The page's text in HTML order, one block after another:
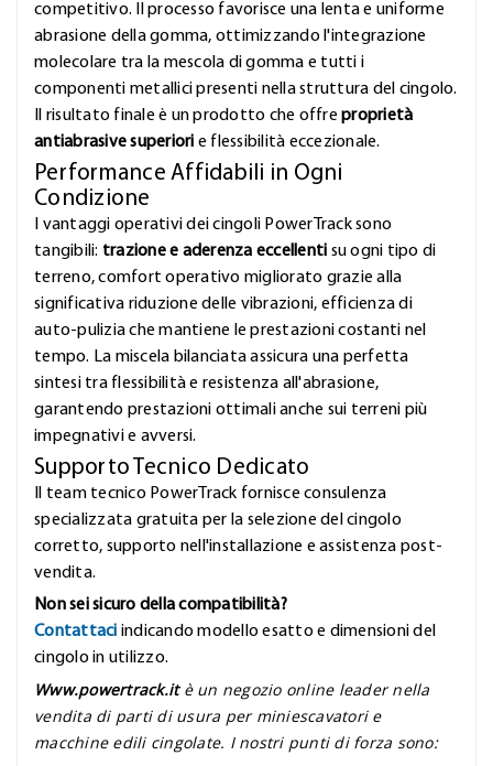
competitivo. Il processo favorisce una lenta e uniforme
abrasione della gomma, ottimizzando l'integrazione
molecolare tra la mescola di gomma e tutti i
componenti metallici presenti nella struttura del cingolo.
Il risultato finale è un prodotto che offreproprietà
antiabrasive superiori e flessibilità eccezionale.
Performance Affidabili in Ogni
Condizione
I vantaggi operativi dei cingoli PowerTrack sono
tangibili: trazione e aderenza eccellenti su ogni tipo di
terreno, comfort operativo migliorato grazie alla
significativa riduzione delle vibrazioni, efficienza di
auto-pulizia che mantiene le prestazioni costanti nel
tempo. La miscela bilanciata assicura una perfetta
sintesi tra flessibilità e resistenza all'abrasione,
garantendo prestazioni ottimali anche sui terreni più
impegnativi e avversi.
Supporto Tecnico Dedicato
Il team tecnico PowerTrack fornisce consulenza
specializzata gratuita per la selezione del cingolo
corretto, supporto nell'installazione e assistenza post-
vendita.
Non sei sicuro della compatibilità?
Contattaci indicando modello esatto e dimensioni del
cingolo in utilizzo.
Www.powertrack.it è un negozio online leader nella
vendita di parti di usura per miniescavatori e
macchine edili cingolate. I nostri punti di forza sono: